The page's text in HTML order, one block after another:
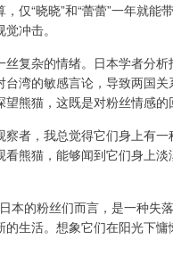
仅“晓晓”和“蕾蕾”一年就
冲击。
复杂的情绪。日本学者分
湾的敏感言论，导致两国
熊猫，这既是对粉丝情感的
者，我总觉得它们身上有
熊猫，能够闻到它们身上
本的粉丝们而言，是一种
生活。想象它们在阳光下